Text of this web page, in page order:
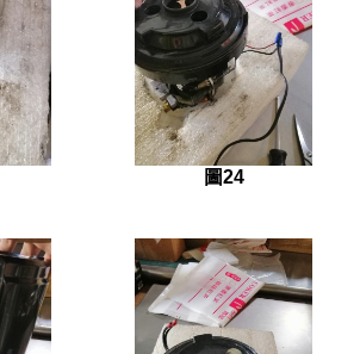
圖24